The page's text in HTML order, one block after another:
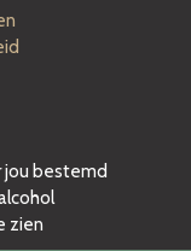
jou bestemd
zien